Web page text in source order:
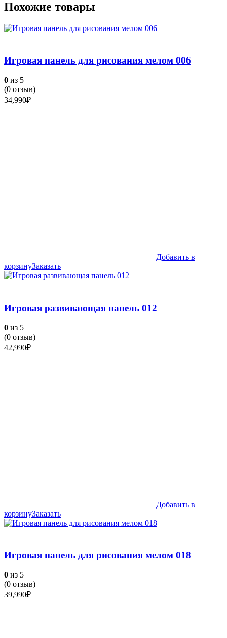
Похожие товары
Игровая панель для рисования мелом 006
0 из 5
(0 отзыв)
34,990₽
Добавить в
корзинуЗаказать
Игровая развивающая панель 012
0 из 5
(0 отзыв)
42,990₽
Добавить в
корзинуЗаказать
Игровая панель для рисования мелом 018
0 из 5
(0 отзыв)
39,990₽